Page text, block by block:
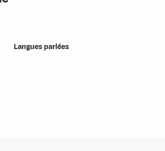
Langues parlées
Langues parlées